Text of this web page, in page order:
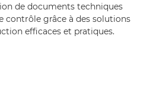
de documents techniques
contrôle grâce à des solutions
efficaces et pratiques.